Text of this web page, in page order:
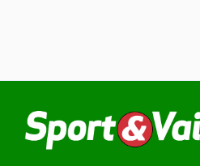
contenuto